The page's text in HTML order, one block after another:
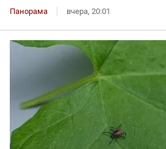
Панорама вчера, 20:01